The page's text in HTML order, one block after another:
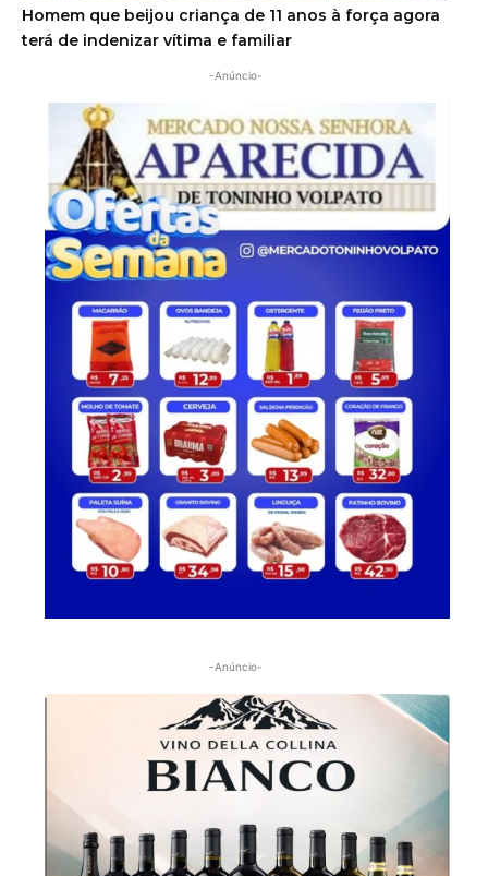
Homem que beijou criança de 11 anos à força agora
terá de indenizar vítima e familiar
-Anúncio-